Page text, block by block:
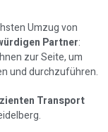
Umzug von
Partner:
zur Seite, um
und durchzuführen.
Transport